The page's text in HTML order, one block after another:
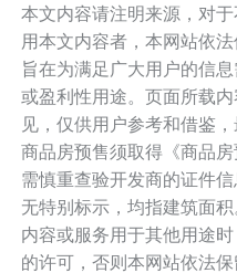
本文内容请注明来源，对
用本文内容者，本网站依
旨在为满足广大用户的信
或盈利性用途。页面所载
见，仅供用户参考和借鉴
商品房预售须取得《商品
需慎重查验开发商的证件
无特别标示，均指建筑面
内容或服务用于其他用途
的许可，否则本网站依法保